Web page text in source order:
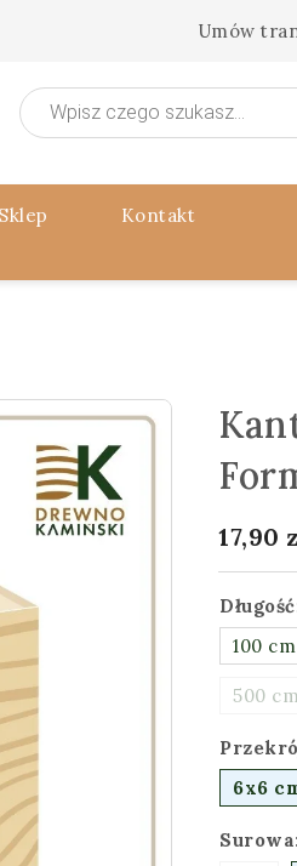
Umów
Wyszukiwarka
produktów
Sklep Kontakt
17,90
Długość
100 cm
500 cm
6x6
Surowa: